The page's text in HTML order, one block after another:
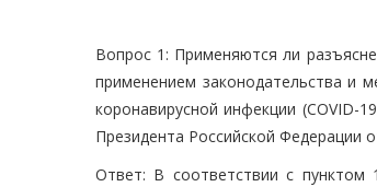
Вопрос 1: Применяются ли
применением законодательства и
коронавирусной инфекции
Президента Российской Федерации
Ответ: В соответствии с пунктом